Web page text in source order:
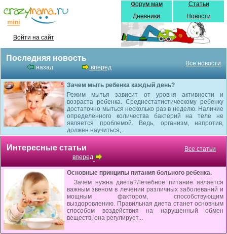
Войти на сайт
Форум мам
Дневники
Статьи
Новости
Последняя новость
назад вперед
Все новости
Зачем мыть ребенка каждый день?
Режим мытья зависит от уровня активности и
возраста ребенка. Среднестатистическому ребенку
достаточно мыться несколько раз в неделю. Наличие
определенного количества бактерий на теле не
является проблемой. Ведь, организм, напротив,
должен научиться,...
Интересные статьи
вперед
Все статьи
Основные принципы питания больного ребенка.
Зачем нужна диета?Лечебное питание является
важным звеном в лечении различных заболеваний и
мощным фактором, способствующим
выздоровлению. Правильная диета станет основным
способом воздействия на нарушенный обмен
веществ, она регулирует...